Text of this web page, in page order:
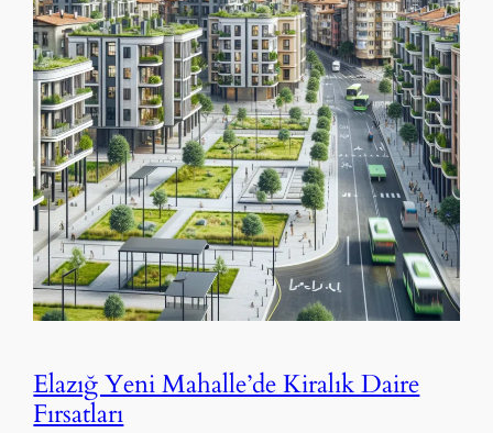
Elazığ Yeni Mahalle’de Kiralık Daire
Fırsatları